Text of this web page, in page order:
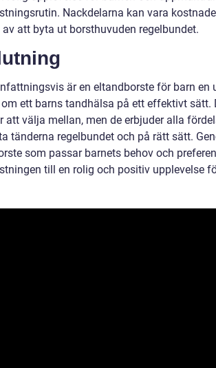
Nackdelarna kan vara
av att byta ut borsthuvuden regelbundet.
är en eltandborste för barn en
ett barns tandhälsa på ett effektivt sätt.
att välja mellan, men de erbjuder alla
tänderna regelbundet och på rätt sätt.
som passar barnets behov och
till en rolig och positiv upplevelse